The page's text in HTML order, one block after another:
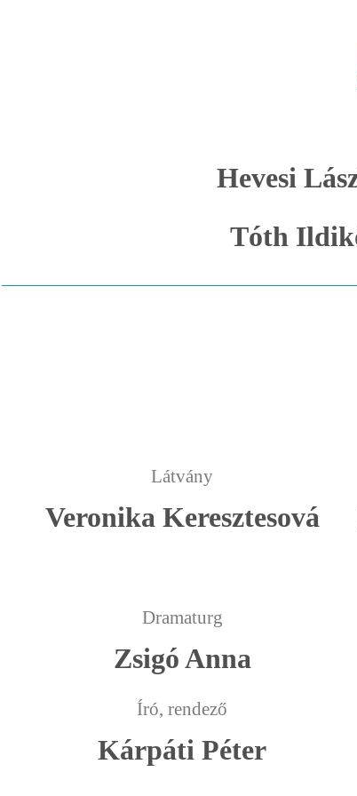
Hevesi
Tóth
Látvány
Veronika Keresztesová
Dramaturg
Zsigó Anna
Író, rendező
Kárpáti Péter